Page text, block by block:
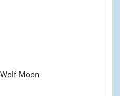
Wolf Moon